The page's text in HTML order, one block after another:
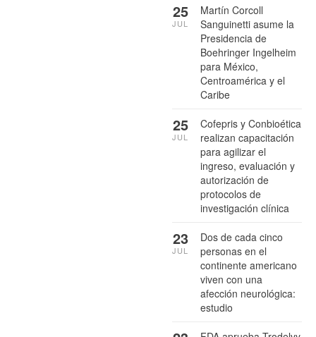
Martín Corcoll
Sanguinetti asume la
Presidencia de
Boehringer Ingelheim
para México,
Centroamérica y el
Caribe
25
JUL
Cofepris y Conbioética
realizan capacitación
para agilizar el
ingreso, evaluación y
autorización de
protocolos de
investigación clínica
25
JUL
Dos de cada cinco
personas en el
continente americano
viven con una
afección neurológica:
estudio
23
JUL